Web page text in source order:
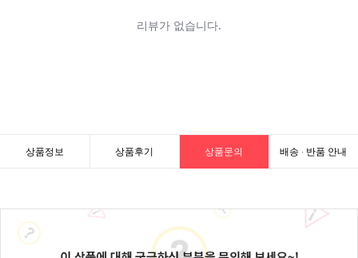
상품정보 상품후기 상품문의 배송 · 반품 안내